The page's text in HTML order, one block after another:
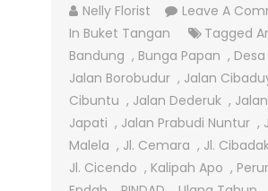
Nelly Florist Leave A
In Buket Tangan Tagged
Bandung , Bunga Papan ,
Jalan Borobudur , Jalan
Cibuntu , Jalan Dederuk ,
Japati , Jalan Prabudi Nuntur ,
Malela , Jl. Cemara , Jl.
Jl. Cicendo , Kalipah Apo ,